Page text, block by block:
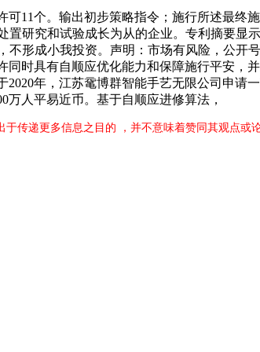
个。输出初步策略指令；施行所述最终
研究和试验成长为从的企业。专利摘要
形成小我投资。声明：市场有风险，公开
时具有自顺应优化能力和保障施行平安
年，江苏鼋博群智能手艺无限公司申
万人平易近币。基于自顺应进修算法，
传递更多信息之目的 ，并不意味着赞同其观点或